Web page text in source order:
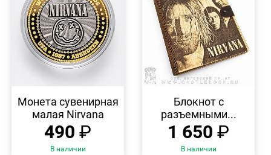
ПРОСМОТР
Монета сувенирная
малая Nirvana
490 ₽
В наличии
ПРОСМОТР
Блокнот с
разъемными...
1 650 ₽
В наличии